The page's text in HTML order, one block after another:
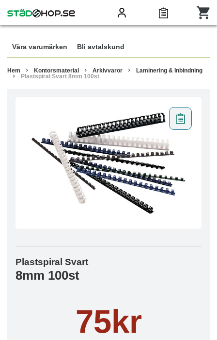
Våra varumärken Bli avtalskund
Hem Kontorsmaterial Arkivvaror
Laminering & Inbindning
Plastspiral Svart 8mm 100st
Plastspiral Svart
8mm 100st
75kr